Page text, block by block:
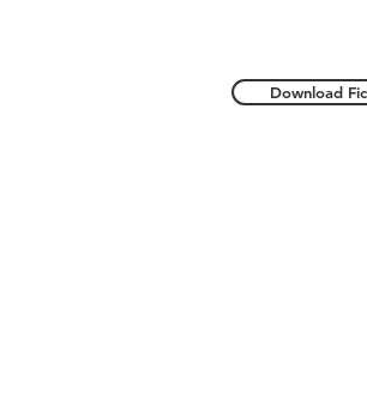
Download